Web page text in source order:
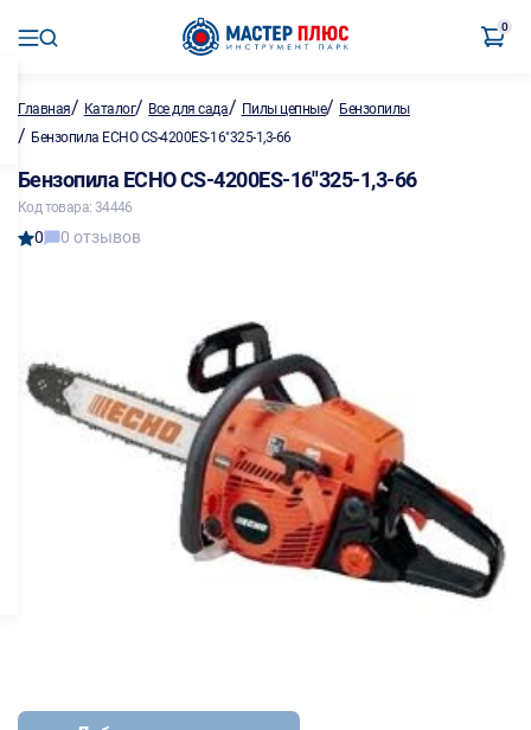
0
Главная/ Каталог/ Все для сада/ Пилы цепные/ Бензопилы
/ Бензопила ECHO CS-4200ES-16"325-1,3-66
Бензопила ECHO CS-4200ES-16"325-1,3-66
Код товара: 34446
0 0 отзывов